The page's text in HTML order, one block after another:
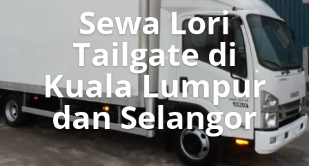
Sewa Lori
Tailgate di
Kuala Lumpur
dan Selangor